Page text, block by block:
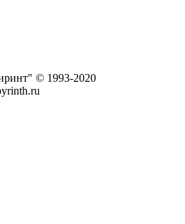
© 1993-2020